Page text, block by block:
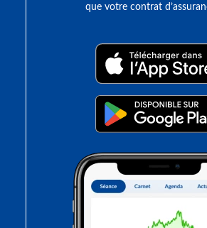
que votre contrat